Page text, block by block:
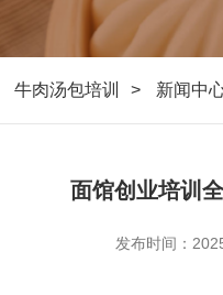
牛肉汤包培训 新闻中
面馆创业培训
发布时间：